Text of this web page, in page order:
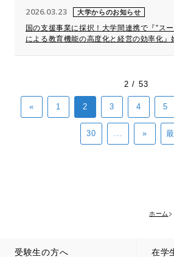
2026.03.23 大学からのお知らせ
国の支援事業に採択！大学間連携で『”ス
による教育機能の高度化と経営の効率化』
2 / 53
« 1 2 3 4 5
30 ... »
ホーム
受験生の方へ 在学